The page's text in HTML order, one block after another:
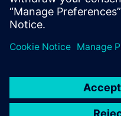
Building X -
Opprett, vedlikeholde
for bygninger og
Information Modeling